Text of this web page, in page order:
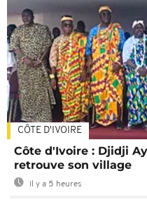
CÔTE D'IVOIRE
Côte d'Ivoire : Djidji
retrouve son village
Il y a 5 heures